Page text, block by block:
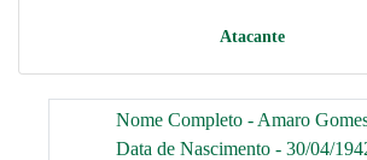
Atacante
Nome Completo - Amaro
Data de Nascimento - 30/04/